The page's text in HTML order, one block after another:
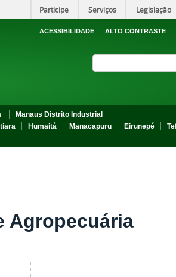
Participe Serviços Legislação
ACESSIBILIDADE ALTO CONTRASTE
Manaus Distrito Industrial
Humaitá Manacapuru Eirunepé
Agropecuária